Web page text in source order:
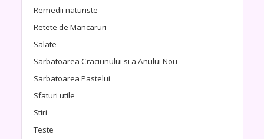
Remedii naturiste
Retete de Mancaruri
Salate
Sarbatoarea Craciunului si a Anului Nou
Sarbatoarea Pastelui
Sfaturi utile
Stiri
Teste